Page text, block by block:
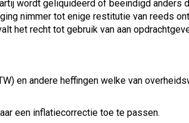
wordt geliquideerd of beëindigd anders
nimmer tot enige restitutie van reeds
het recht tot gebruik van aan
en andere heffingen welke van
een inflatiecorrectie toe te passen.